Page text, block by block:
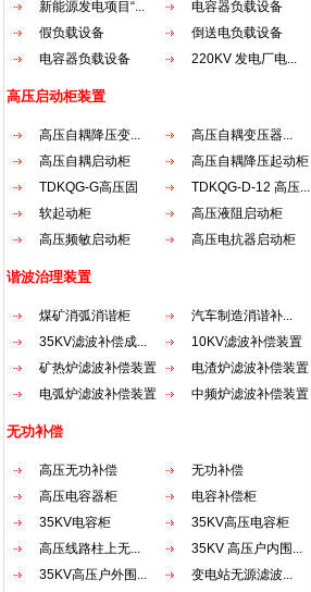
新能源发电项目“...
电容器负载设备
假负载设备
倒送电负载设备
电容器负载设备
220KV 发电厂电...
高压启动柜装置
高压自耦降压变...
高压自耦变压器...
高压自耦启动柜
高压自耦降压起动柜
TDKQG-G高压固
态...
TDKQG-D-12 高压...
软起动柜
高压液阻启动柜
高压频敏启动柜
高压电抗器启动柜
谐波治理装置
煤矿消弧消谐柜
汽车制造消谐补...
35KV滤波补偿成...
10KV滤波补偿装置
矿热炉滤波补偿装置
电渣炉滤波补偿装置
电弧炉滤波补偿装置
中频炉滤波补偿装置
无功补偿
高压无功补偿
无功补偿
高压电容器柜
电容补偿柜
35KV电容柜
35KV高压电容柜
高压线路柱上无...
35KV 高压户内围...
35KV高压户外围...
变电站无源滤波...